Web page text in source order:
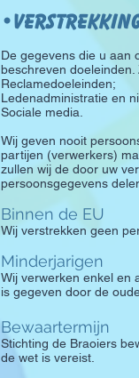
De gegevens die u aan
beschreven
Reclamedoeleinden;
Ledenadministratie en
Sociale media.
Wij geven nooit
partijen (verwerkers)
zullen wij de door uw
persoonsgegevens
Binnen de EU
Wij verstrekken geen
Minderjarigen
Wij verwerken enkel en
is gegeven door de
Bewaartermijn
Stichting de Braoiers
de wet is vereist.